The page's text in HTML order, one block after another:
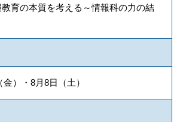
育の本質を考える～情報科の力の結
）・8月8日（土）